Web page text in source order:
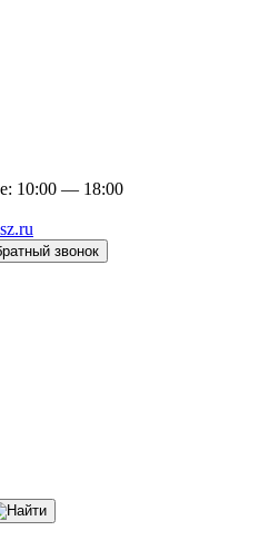
10:00 — 18:00
звонок